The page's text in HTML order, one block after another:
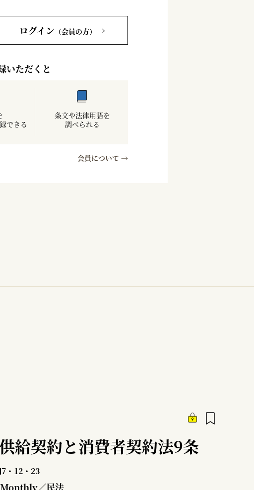
ログイン （会員の方） →
いただくと
できる
条文や法律用語を
調べられる
会員について →
給契約と消費者契約法9条
・12・23
／民法